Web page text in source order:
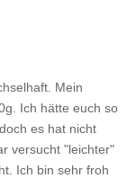
Mein
Ich hätte euch so
es hat nicht
versucht "leichter"
Ich bin sehr froh